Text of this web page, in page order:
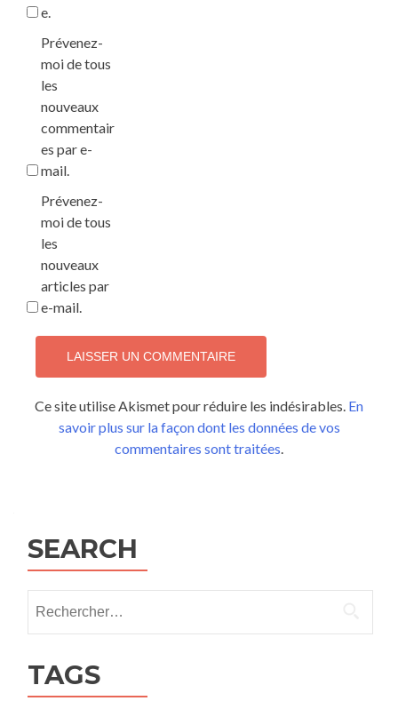
e.
Prévenez-
moi de tous
les
nouveaux
commentair
es par e-
mail.
Prévenez-
moi de tous
les
nouveaux
articles par
e-mail.
Ce site utilise Akismet pour réduire les indésirables. En
savoir plus sur la façon dont les données de vos
commentaires sont traitées
SEARCH
TAGS